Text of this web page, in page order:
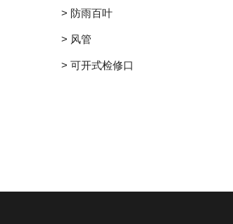
> 防雨百叶
> 风管
> 可开式检修口